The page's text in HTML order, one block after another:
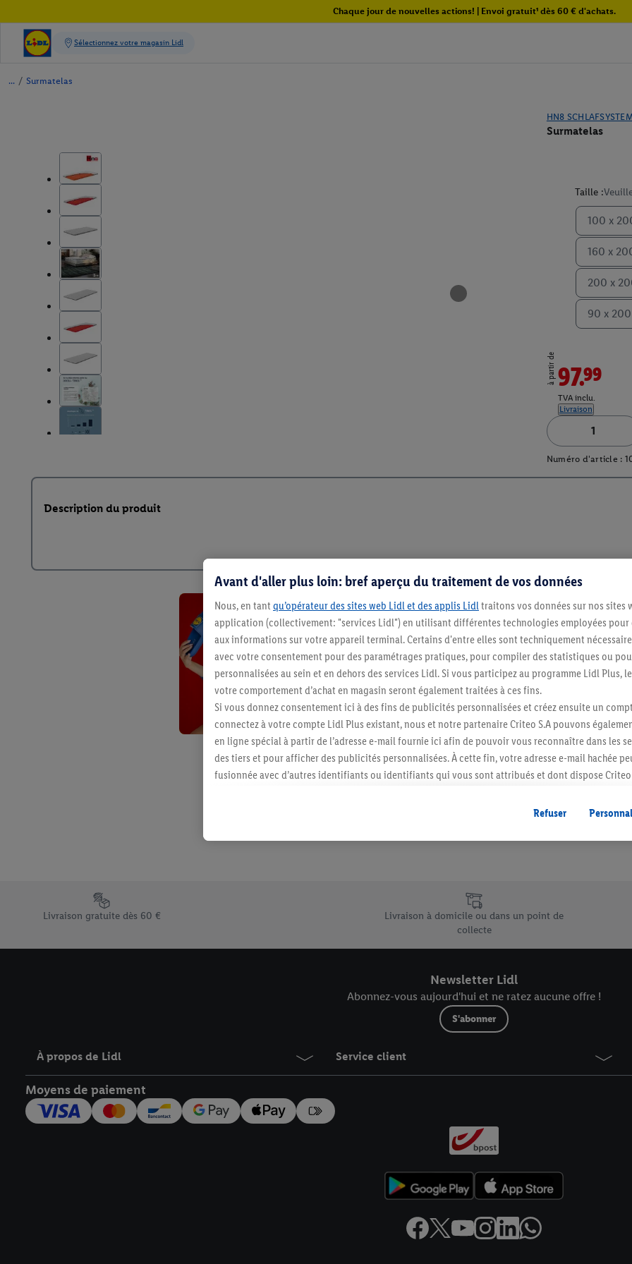
Chaque jour de nouvelles actions! | Envoi gratuit¹ dès 60 € d'achats.
/ Surmatelas
HN8
Surmatelas
Taille :
100 x
160 x
200 x
90 x
à partir de97.99
TVA inclu.
Livraison
Numéro d'article :
Description du produit
Restez au
Abonnez-vous à la
S'abonner
Élément du pied de page avec les différents arguments de vente uniques de Lidl.be
Livraison gratuite dès 60 €
Livraison à domicile ou dans un point de
collecte
Newsletter Lidl
Abonnez-vous aujourd'hui et ne ratez aucune offre !
S'abonner
À propos de Lidl Service client
Moyens de paiement
Avant d'aller plus loin: bref aperçu du traitement de vos données
Nous, en tant qu’opérateur des sites web Lidl et des applis Lidltraitons vos données sur nos sites
application (collectivement: "services Lidl") en utilisant différentes technologies employées pour
aux informations sur votre appareil terminal. Certains d'entre elles sont techniquement
avec votre consentement pour des paramétrages pratiques, pour compiler des statistiques ou
personnalisées au sein et en dehors des services Lidl. Si vous participez au programme Lidl Plus,
votre comportement d’achat en magasin seront également traitées à ces fins.
Si vous donnez consentement ici à des fins de publicités personnalisées et créez ensuite un
connectez à votre compte Lidl Plus existant, nous et notre partenaire Criteo S.A pouvons
en ligne spécial à partir de l’adresse e-mail fournie ici afin de pouvoir vous reconnaître dans les
des tiers et pour afficher des publicités personnalisées. À cette fin, votre adresse e-mail hachée
fusionnée avec d’autres identifiants ou identifiants qui vous sont attribués et dont dispose Criteo
vous avez montré de l’intérêt (par exemple en plaçant le produit dans un panier d’un webshop
l’achat) peuvent également être affichées sur plusieurs apppareils et plusieurs services de Lidl si
plusieurs services de Lidl peuvent vous être attribués en utilisant votre adresse e-mail hachée et,
En cliquant sur « Refuser », vous pouvez autoriser uniquement l’utilisation des technologies
« Accepter », vous autorisez tous les traitements pour toutes les finalités susmentionnées. Vous
Refuser